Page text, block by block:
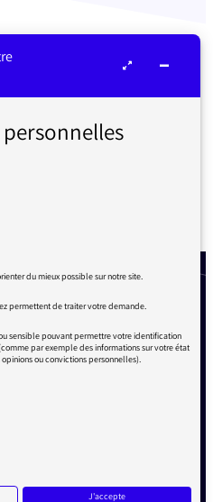
Médiatrice
du mieux possible sur notre site.
permettent de traiter votre demande.
sensible pouvant permettre votre identification
par exemple des informations sur votre état
ou convictions personnelles).
J'accepte